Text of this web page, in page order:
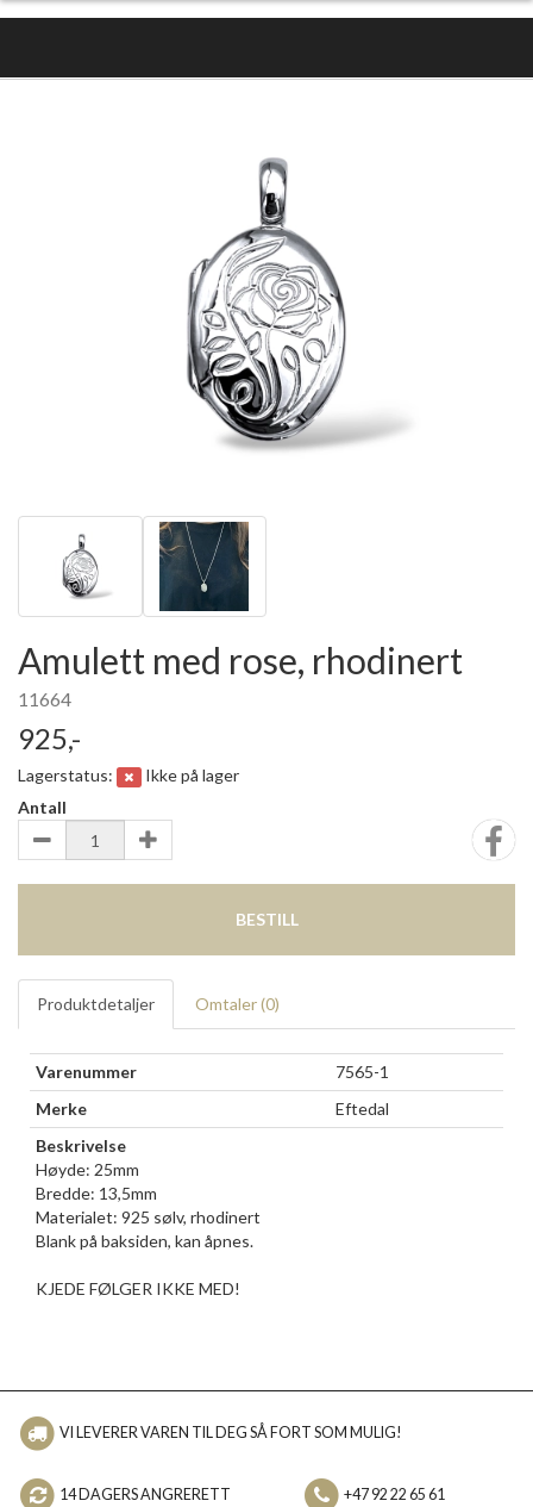
Amulett med rose, rhodinert
11664
925,-
Lagerstatus:
Ikke på lager
Antall
BESTILL
Produktdetaljer Omtaler (0)
Varenummer
7565-1
Merke
Eftedal
Beskrivelse
Høyde: 25mm
Bredde: 13,5mm
Materialet: 925 sølv, rhodinert
Blank på baksiden, kan åpnes.
KJEDE FØLGER IKKE MED!
VI LEVERER VAREN TIL DEG SÅ FORT SOM MULIG!
14 DAGERS ANGRERETT +47 92 22 65 61